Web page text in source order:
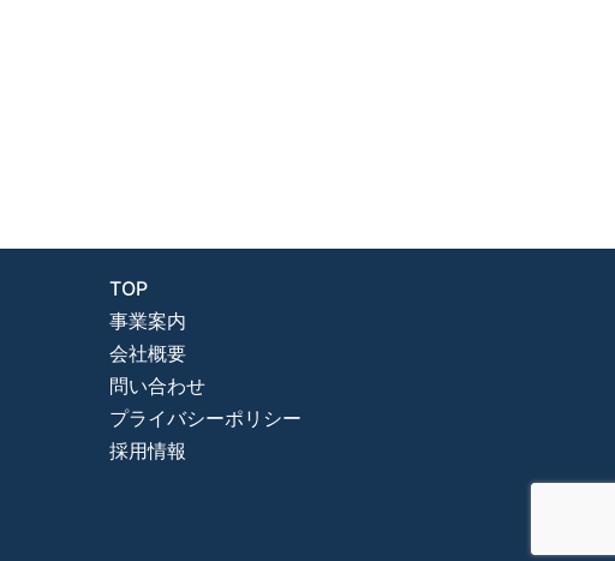
TOP
事業案内
会社概要
問い合わせ
プライバシーポリシー
採用情報